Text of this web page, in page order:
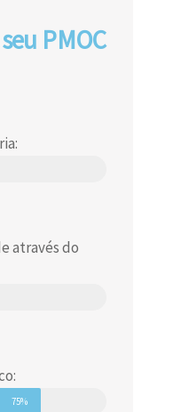
PMOC
através do
75%